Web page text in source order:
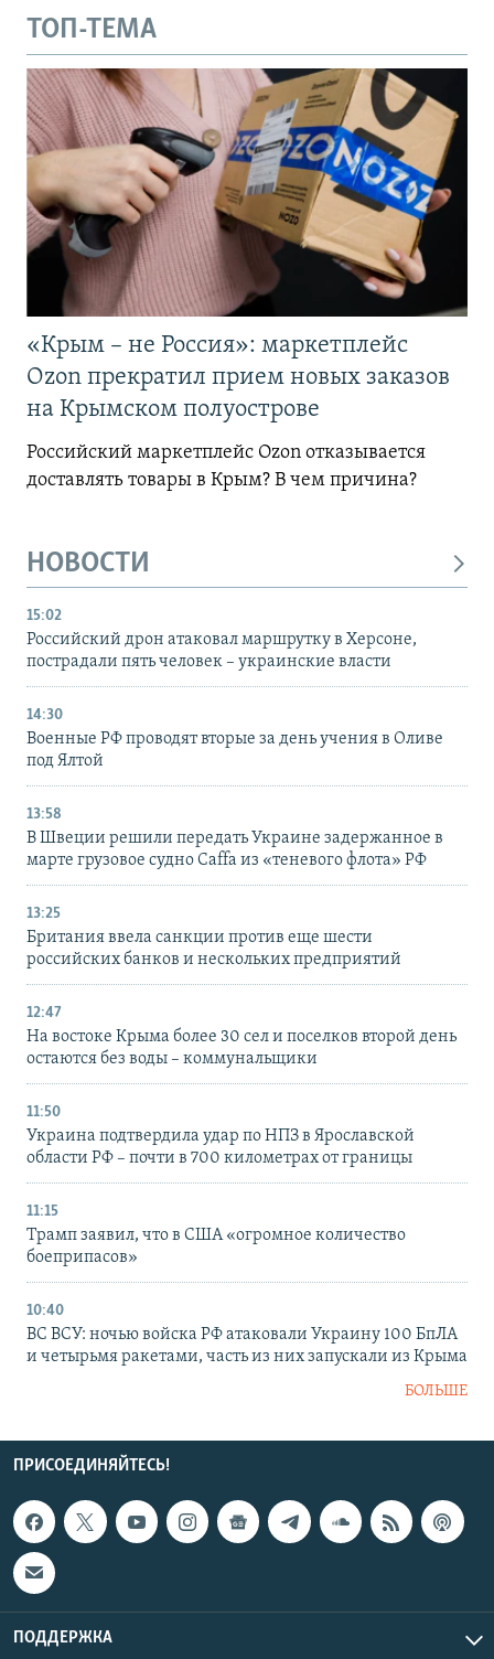
ТОП-ТЕМА
«Крым – не Россия»: маркетплейс
Ozon прекратил прием новых заказов
на Крымском полуострове
Российский маркетплейс Ozon отказывается
доставлять товары в Крым? В чем причина?
НОВОСТИ
15:02
Российский дрон атаковал маршрутку в Херсоне,
пострадали пять человек – украинские власти
14:30
Военные РФ проводят вторые за день учения в Оливе
под Ялтой
13:58
В Швеции решили передать Украине задержанное в
марте грузовое судно Caffa из «теневого флота» РФ
13:25
Британия ввела санкции против еще шести
российских банков и нескольких предприятий
12:47
На востоке Крыма более 30 сел и поселков второй день
остаются без воды – коммунальщики
11:50
Украина подтвердила удар по НПЗ в Ярославской
области РФ – почти в 700 километрах от границы
11:15
Трамп заявил, что в США «огромное количество
боеприпасов»
10:40
ВС ВСУ: ночью войска РФ атаковали Украину 100 БпЛА
и четырьмя ракетами, часть из них запускали из Крыма
БОЛЬШЕ
ПРИСОЕДИНЯЙТЕСЬ!
ПОДДЕРЖКА